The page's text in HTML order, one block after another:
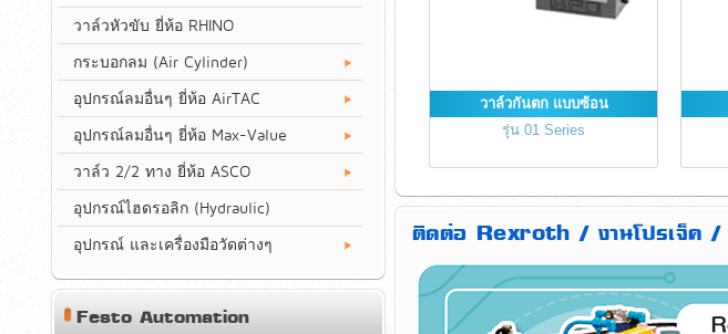
วาล์วกันตก แบบซ้อน
รุ่น 01 Series
ติดต่อ Rexroth / งานโปรเจ็ค /
วาล์วหัวขับ ยี่ห้อ RHINO
กระบอกลม (Air Cylinder)
อุปกรณ์ลมอื่นๆ ยี่ห้อ AirTAC
อุปกรณ์ลมอื่นๆ ยี่ห้อ Max-Value
วาล์ว 2/2 ทาง ยี่ห้อ ASCO
อุปกรณ์ไฮดรอลิก (Hydraulic)
อุปกรณ์ และเครื่องมือวัดต่างๆ
Festo Automation